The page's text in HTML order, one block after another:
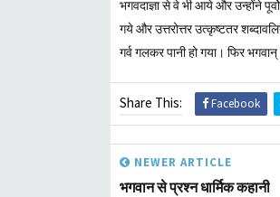
भगवदाज्ञा से वे भी आये और उन्होंने
गये और उत्तरोत्तर उत्कृष्टतर
गर्व गलकर पानी हो गया। फिर
Share This: Facebook
NEWER ARTICLE
भगवान से प्रश्न धार्मिक कहानी